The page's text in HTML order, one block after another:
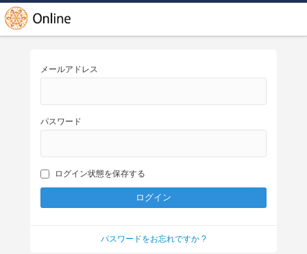
メールアドレス
パスワード
ログイン状態を保存する
パスワードをお忘れですか ?